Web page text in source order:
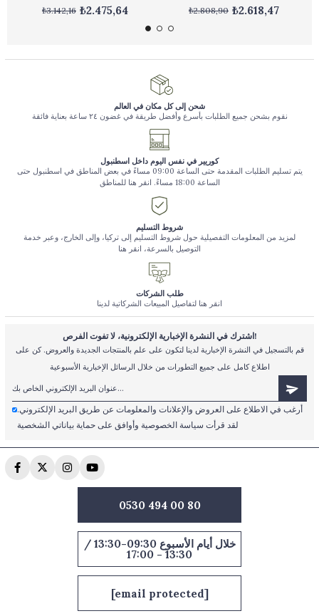
₺2.475,64
₺3.142,16 ₺2.618,47
₺2.808,90
شحن إلى كل مكان في العالم
نقوم بشحن جميع الطلبات بأسرع وأفضل طريقة في غضون ٢٤ ساعة بعناية فائقة
كوريير في نفس اليوم داخل اسطنبول
يتم تسليم الطلبات المقدمة حتى الساعة 09:00 مساءً في بعض المناطق في اسطنبول حتى
الساعة 18:00 مساءً. انقر هنا للمناطق
شروط التسليم
لمزيد من المعلومات التفصيلية حول شروط التسليم إلى تركيا، وإلى الخارج، وعبر خدمة
التوصيل بالسرعة، انقر هنا
طلب الشركات
انقر هنا لتفاصيل المبيعات الشركاتية لدينا
اشترك في النشرة الإخبارية الإلكترونية، لا تفوت الفرص!
قم بالتسجيل في النشرة الإخبارية لدينا لتكون على علم بالمنتجات الجديدة والعروض. كن على
اطلاع كامل على جميع التطورات من خلال الرسائل الإخبارية الأسبوعية
أرغب في الاطلاع على العروض والإعلانات والمعلومات عن طريق البريد الإلكتروني.
لقد قرأت سياسة الخصوصية وأوافق على حماية بياناتي الشخصية
0530 494 00 80
خلال أيام الأسبوع 09:30-13:30 /
13:30 - 17:00
[email protected]